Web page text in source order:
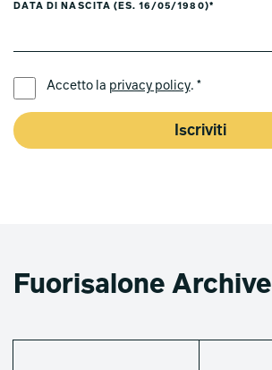
DATA DI NASCITA (ES. 16/05/1980)*
Accetto la privacy policy. *
Iscriviti
Fuorisalone Archive